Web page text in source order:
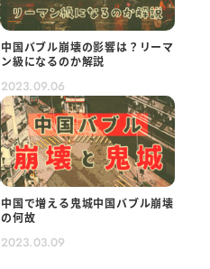
中国バブル崩壊の影響は？リーマ
ン級になるのか解説
2023.09.06
中国で増える鬼城中国バブル崩壊
の何故
2023.03.09